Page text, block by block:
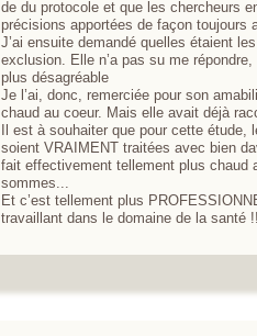
de du protocole et que les chercheurs
précisions apportées de façon toujours
J’ai ensuite demandé quelles étaient
exclusion. Elle n’a pas su me
plus désagréable
Je l’ai, donc, remerciée pour son
chaud au coeur. Mais elle avait déjà
Il est à souhaiter que pour cette
soient VRAIMENT traitées avec bien
fait effectivement tellement plus chaud
sommes...
Et c’est tellement plus
travaillant dans le domaine de la santé